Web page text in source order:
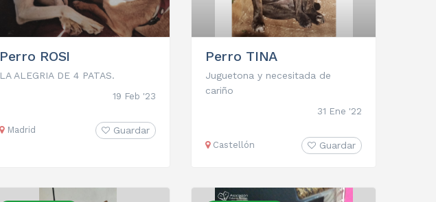
Perro ROSI
LA ALEGRIA DE 4 PATAS.
19 Feb '23
Madrid Guardar
Perro TINA
Juguetona y necesitada de
cariño
31 Ene '22
Castellón Guardar